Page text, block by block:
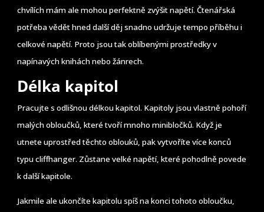
chvílích mám ale mohou perfektně zvýšit napětí. Čtenářská
potřeba vědět hned další děj snadno udržuje tempo příběhu i
celkové napětí. Proto jsou tak oblíbenými prostředky v
napínavých knihách nebo žánrech.
Délka kapitol
Pracujte s odlišnou délkou kapitol. Kapitoly jsou vlastně pohoří
malých obloučků, které tvoří mnoho minibločků. Když je
utnete uprostřed těchto oblouků, pak vytvoříte více konců
typu cliffhanger. Zůstane velké napětí, které pohodlně povede
k další kapitole.
Jakmile ale ukončíte kapitolu spíš na konci tohoto obloučku,